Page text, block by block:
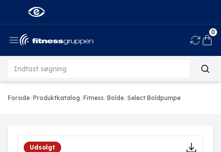
0
Forside/Produktkatalog/Fitness/Bolde/Select Boldpumpe
Udsolgt